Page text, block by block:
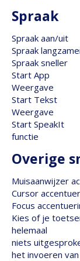
Spraak
Spraak aan/uit
Spraak
Spraak sneller
Start App
Weergave
Start Tekst
Weergave
Start SpeakIt
functie
Overige
Muisaanwijzer
Cursor
Focus
Kies of je
helemaal
niets
het invoeren